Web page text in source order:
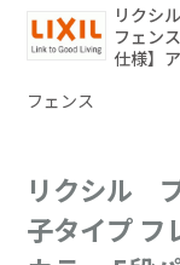
リクシ
フェン
仕様】
フェンス
リクシル
子タイプ フ